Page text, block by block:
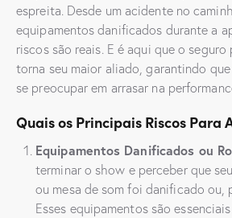
espreita. Desde um acidente no
equipamentos danificados durante a
riscos são reais. E é aqui que o
torna seu maior aliado, garantindo
se preocupar em arrasar na
Quais os Principais Riscos Para
Equipamentos Danificados ou
terminar o show e perceber que
ou mesa de som foi danificado ou,
Esses equipamentos são